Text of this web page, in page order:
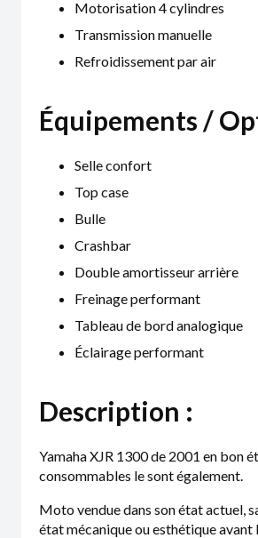
Motorisation 4 cylindres
Transmission manuelle
Refroidissement par air
Équipements /
Selle confort
Top case
Bulle
Crashbar
Double amortisseur arrière
Freinage performant
Tableau de bord analogique
Éclairage performant
Description :
Yamaha XJR 1300 de 2001 en bon
consommables le sont également.
Moto vendue dans son état actuel,
état mécanique ou esthétique avant